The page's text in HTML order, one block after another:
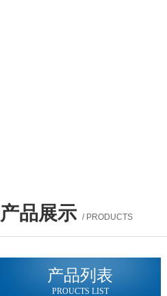
产品展示 / PRODUCTS
产品列表
PROUCTS LIST